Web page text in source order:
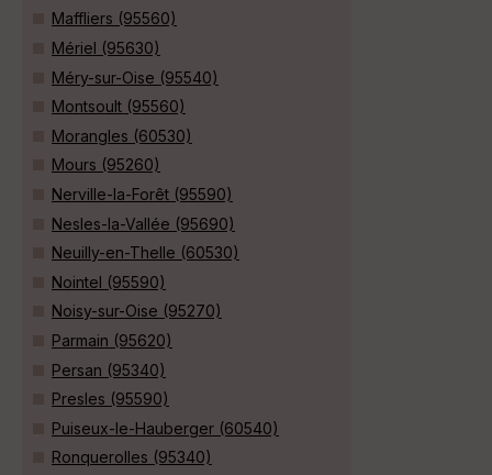
Maffliers (95560)
Mériel (95630)
Méry-sur-Oise (95540)
Montsoult (95560)
Morangles (60530)
Mours (95260)
Nerville-la-Forêt (95590)
Nesles-la-Vallée (95690)
Neuilly-en-Thelle (60530)
Nointel (95590)
Noisy-sur-Oise (95270)
Parmain (95620)
Persan (95340)
Presles (95590)
Puiseux-le-Hauberger (60540)
Ronquerolles (95340)